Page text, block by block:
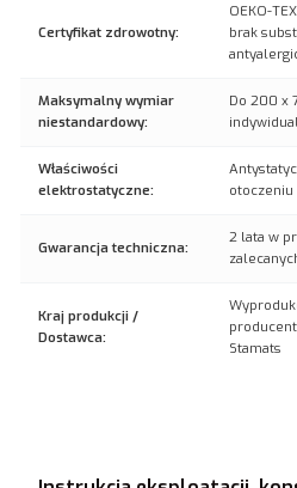
Certyfikat zdrowotny:
OEKO-
brak
Maksymalny wymiar
niestandardowy:
Do 200 x
Właściwości
elektrostatyczne:
otoczeniu
Gwarancja techniczna:
2 lata w
Kraj produkcji /
Dostawca:
Stamats